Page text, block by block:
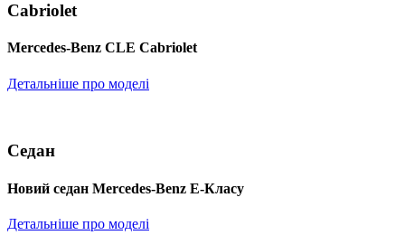
Cabriolet
Mercedes-Benz CLE Cabriolet
Детальніше про моделі
Седан
Новий седан Mercedes-Benz Е-Класу
Детальніше про моделі